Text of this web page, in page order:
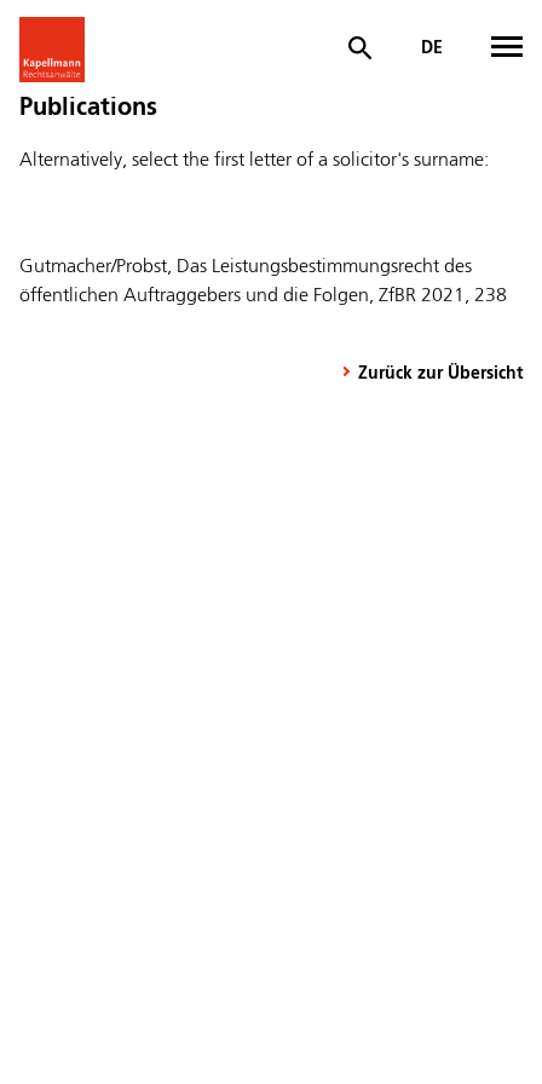
DE
Publications
Alternatively, select the first letter of a solicitor's surname:
Gutmacher/Probst, Das Leistungsbestimmungsrecht des
öffentlichen Auftraggebers und die Folgen, ZfBR 2021, 238
Zurück zur Übersicht